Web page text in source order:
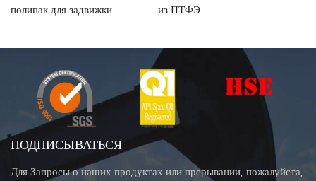
полипак для задвижки
из ПТФЭ
ПОДПИСЫВАТЬСЯ
Для Запросы о наших продуктах или прерывании, пожалуйста,